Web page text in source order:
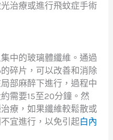
治療或進行飛蚊症手術
中的玻璃體纖維。通過
碎片，可以改善和消除
部麻醉下進行，過程中
需要15至20分鐘。然
療，如果纖維較鬆散或
宜進行，以免引起白內